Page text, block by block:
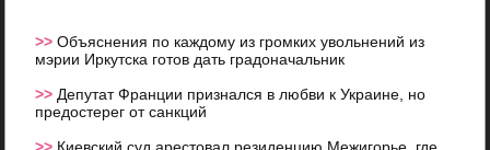
>>Объяснения по каждому из громких увольнений из
мэрии Иркутска готов дать градоначальник
>> Депутат Франции признался в любви к Украине, но
предостерег от санкций